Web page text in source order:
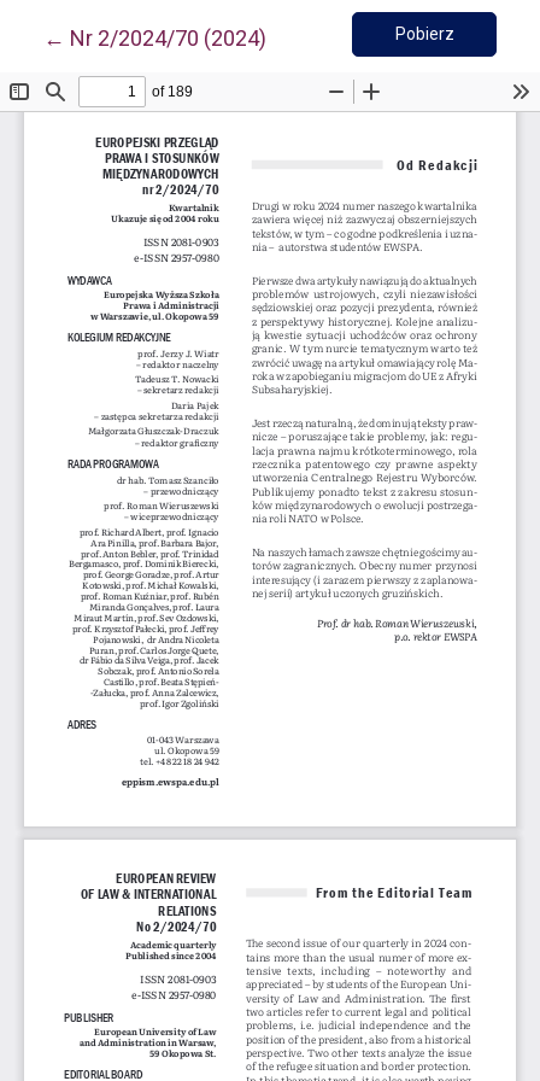
← Wróć do szczegółów artykułu
Nr 2/2024/70 (2024) PobierzPobierz